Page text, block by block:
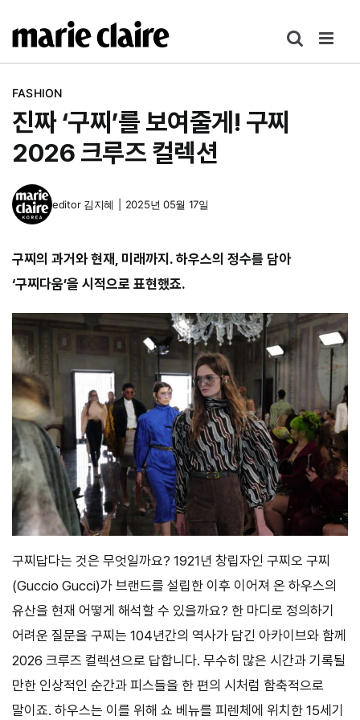
텐
FASHION
진짜 ‘구찌’를 보여줄게! 구찌
2026 크루즈 컬렉션
editor 김지혜 2025년 05월 17일
구찌의 과거와 현재, 미래까지. 하우스의 정수를 담아
‘구찌다움’을 시적으로 표현했죠.
구찌답다는 것은 무엇일까요? 1921년 창립자인 구찌오 구찌
(Guccio Gucci)가 브랜드를 설립한 이후 이어져 온 하우스의
유산을 현재 어떻게 해석할 수 있을까요? 한 마디로 정의하기
어려운 질문을 구찌는 104년간의 역사가 담긴 아카이브와 함께
2026 크루즈 컬렉션으로 답합니다. 무수히 많은 시간과 기록될
만한 인상적인 순간과 피스들을 한 편의 시처럼 함축적으로
말이죠. 하우스는 이를 위해 쇼 베뉴를 피렌체에 위치한 15세기